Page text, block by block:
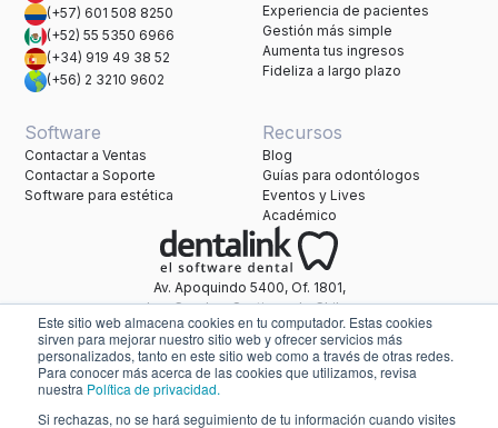
Este sitio web almacena cookies en tu computador. Estas cookies
sirven para mejorar nuestro sitio web y ofrecer servicios más
personalizados, tanto en este sitio web como a través de otras redes.
Para conocer más acerca de las cookies que utilizamos, revisa
nuestra Política de privacidad.
Si rechazas, no se hará seguimiento de tu información cuando visites
Av. Apoquindo 5400, Of. 1801,
Las Condes, Santiago de Chile.
Una marca de Healthatom.
(+57) 601 508 8250
(+52) 55 5350 6966
(+34) 919 49 38 52
(+56) 2 3210 9602
Experiencia de pacientes
Gestión más simple
Aumenta tus ingresos
Fideliza a largo plazo
Software
Contactar a Ventas
Contactar a Soporte
Software para estética
Recursos
Blog
Guías para odontólogos
Eventos y Lives
Académico
soporte@dentalink.net
Políticas de Privacidad